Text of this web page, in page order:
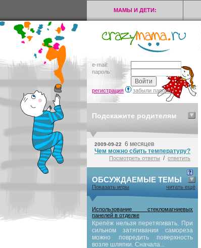
МАМЫ И ДЕТИ:
e-mail:
пароль:
регистрация забыли пароль?
Подскажите родителям
2009-09-22
6 месяцев
Чем можно сбить температуру?
Посмотреть ответы / ответить
ОБСУЖДАЕМЫЕ ТЕМЫ
Показать игры читать ещё
Использование стекломагниевых
панелей в отделке
Крепёж нельзя перетягивать. При
сильном затягивании самореза
можно повредить поверхность
возле шляпки. Сначала...